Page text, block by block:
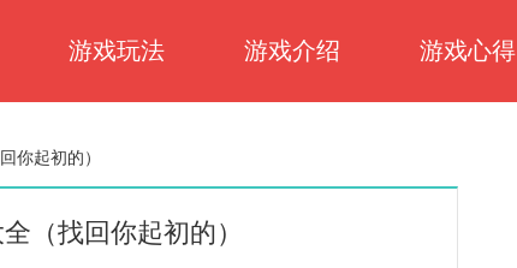
游戏玩法 游戏介绍 游戏心得
你起初的）
（找回你起初的）